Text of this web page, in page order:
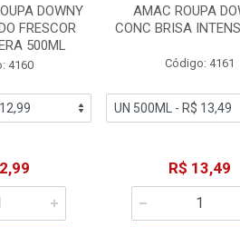
DOWNY
FRESCOR
500ML
4160
AMAC ROUPA
CONC BRISA
Código: 4161
R$ 13,49